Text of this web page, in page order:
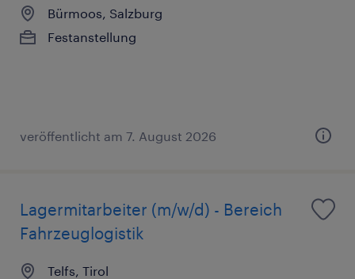
Bürmoos, Salzburg
Festanstellung
veröffentlicht am 7. August 2026
Lagermitarbeiter (m/w/d) - Bereich
Fahrzeuglogistik
Telfs, Tirol